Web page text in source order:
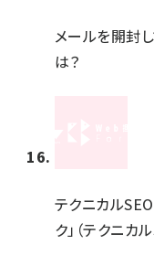
メールを開封
は？
テクニカル
ク」（テクニカ